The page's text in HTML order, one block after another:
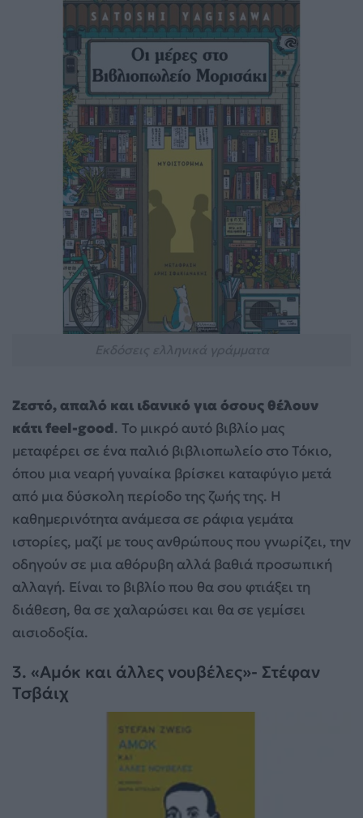
Ζεστό, απαλό και ιδανικό για όσους θέλουν
κάτι feel-good. Το μικρό αυτό βιβλίο μας
μεταφέρει σε ένα παλιό βιβλιοπωλείο στο Τόκιο,
όπου μια νεαρή γυναίκα βρίσκει καταφύγιο μετά
από μια δύσκολη περίοδο της ζωής της. Η
καθημερινότητα ανάμεσα σε ράφια γεμάτα
ιστορίες, μαζί με τους ανθρώπους που γνωρίζει, την
οδηγούν σε μια αθόρυβη αλλά βαθιά προσωπική
αλλαγή. Είναι το βιβλίο που θα σου φτιάξει τη
διάθεση, θα σε χαλαρώσει και θα σε γεμίσει
αισιοδοξία.
3. «Αμόκ και άλλες νουβέλες»- Στέφαν
Τσβάιχ